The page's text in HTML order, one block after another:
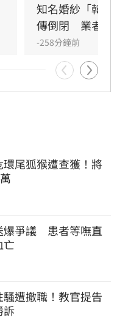
獲2件申訴案。
知名婚紗「韓
傳倒閉　業者發
-258分鐘前
環尾狐猴遭查獲！將
爆爭議　患者等嘸直
亡
遭撤職！教官提告
訴